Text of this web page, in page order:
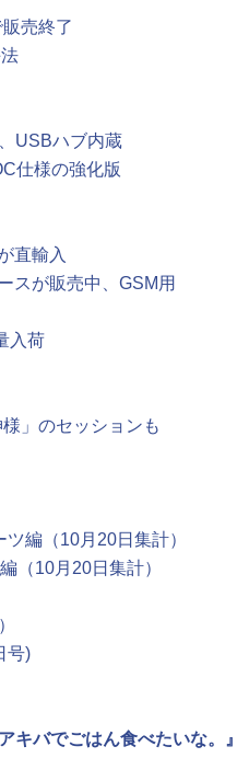
売終了
USBハブ内蔵
仕様の強化版
直輸入
スが販売中、GSM用
入荷
」のセッションも
編（10月20日集計）
（10月20日集計）
号)
キバでごはん食べたいな。』